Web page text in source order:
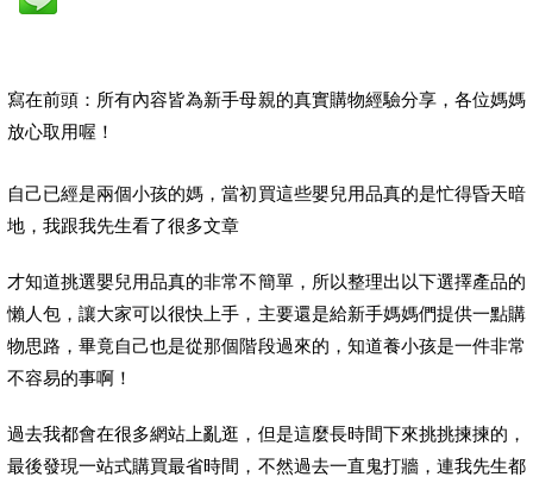
寫在前頭：所有內容皆為新手母親的真實購物經驗分享，各位媽媽
放心取用喔！
自己已經是兩個小孩的媽，當初買這些嬰兒用品真的是忙得昏天暗
地，我跟我先生看了很多文章
才知道挑選嬰兒用品真的非常不簡單，所以整理出以下選擇產品的
懶人包，讓大家可以很快上手，主要還是給新手媽媽們提供一點購
物思路，畢竟自己也是從那個階段過來的，知道養小孩是一件非常
不容易的事啊！
過去我都會在很多網站上亂逛，但是這麼長時間下來挑挑揀揀的，
最後發現一站式購買最省時間，不然過去一直鬼打牆，連我先生都